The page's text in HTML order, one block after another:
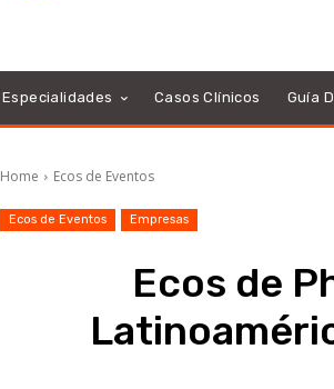
Especialidades Casos Clínicos Guía
Home Ecos de Eventos
Ecos de Eventos Empresas
Ecos de